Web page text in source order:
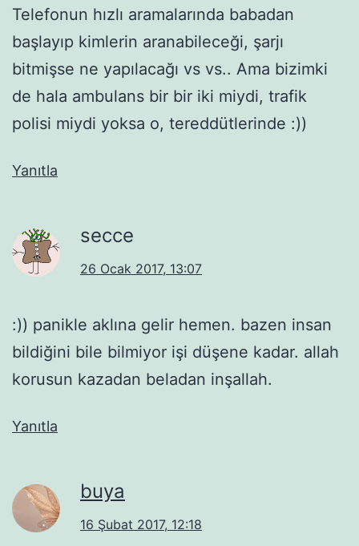
Telefonun hızlı aramalarında babadan
başlayıp kimlerin aranabileceği, şarjı
bitmişse ne yapılacağı vs vs.. Ama bizimki
de hala ambulans bir bir iki miydi, trafik
polisi miydi yoksa o, tereddütlerinde :))
Yanıtla
secce
26 Ocak 2017, 13:07
:)) panikle aklına gelir hemen. bazen insan
bildiğini bile bilmiyor işi düşene kadar. allah
korusun kazadan beladan inşallah.
Yanıtla
buya
16 Şubat 2017, 12:18